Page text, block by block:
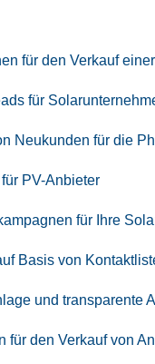
für den Ver­kauf
für
Neu­kun­den für die
PV-Anbieter
für Ihre
Basis von
und trans­pa­ren­te
für den Ver­kauf von